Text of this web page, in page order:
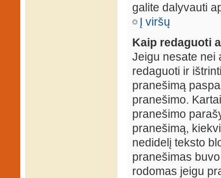
galite dalyvauti
Į viršų
Kaip redaguoti
Jeigu nesate nei
redaguoti ir
pranešimą
pranešimo.
pranešimo
pranešimą,
nedidelį teksto
pranešimas
rodomas jeigu